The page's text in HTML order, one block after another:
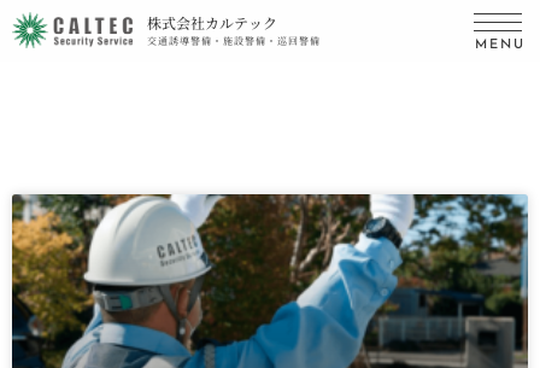
株式会社カルテック
交通誘導警備・施設警備・巡回警備 MENU